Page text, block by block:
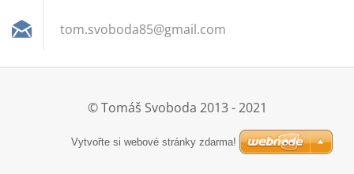
tom.svoboda85@gmail.com
© Tomáš Svoboda 2013 - 2021
Vytvořte si webové stránky zdarma!